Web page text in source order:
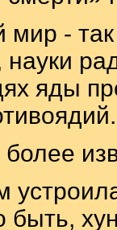
мир -
науки
яды
быть,